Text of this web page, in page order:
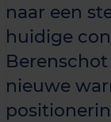
naar een
huidige
nieuwe